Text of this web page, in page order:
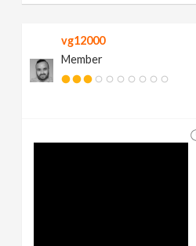
vg12000
Member